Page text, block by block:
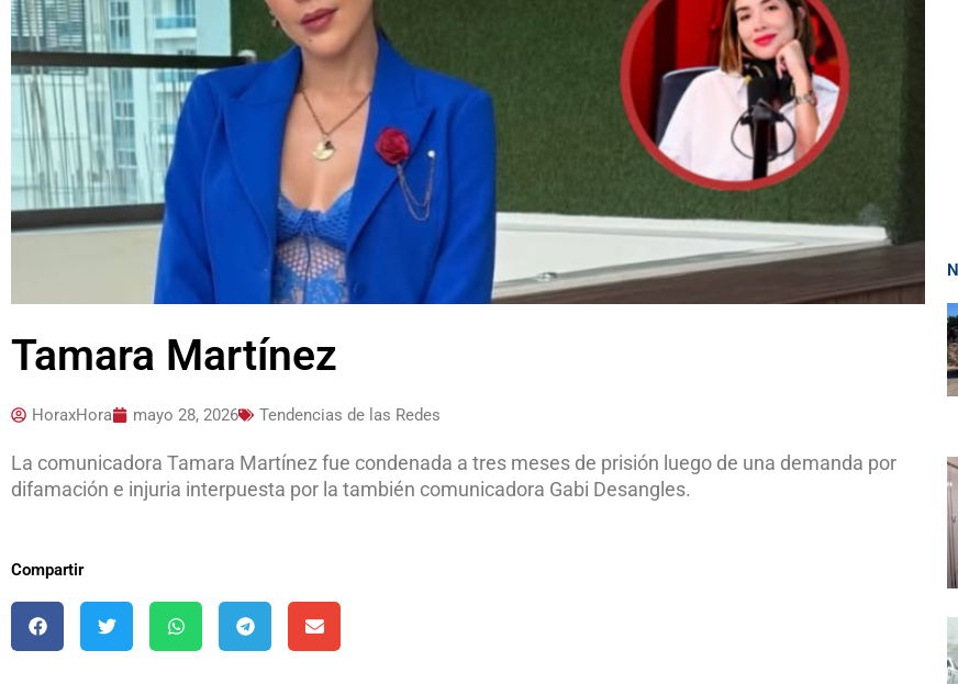
Tamara Martínez
HoraxHora mayo 28, 2026 Tendencias de las Redes
La comunicadora Tamara Martínez fue condenada a tres meses de prisión luego de una demanda por
difamación e injuria interpuesta por la también comunicadora Gabi Desangles.
Compartir